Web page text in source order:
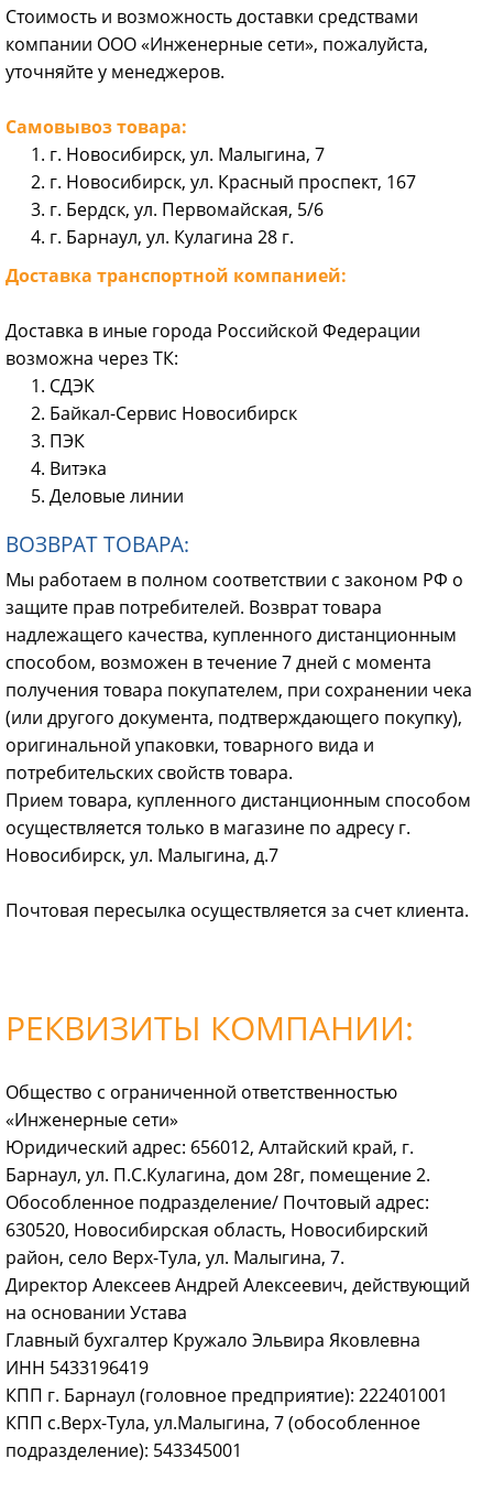
Стоимость и возможность доставки средствами
компании ООО «Инженерные сети», пожалуйста,
уточняйте у менеджеров.
Самовывоз товара:
г. Новосибирск, ул. Малыгина, 7
г. Новосибирск, ул. Красный проспект, 167
г. Бердск, ул. Первомайская, 5/6
г. Барнаул, ул. Кулагина 28 г.
Доставка транспортной компанией:
Доставка в иные города Российской Федерации
возможна через ТК:
СДЭК
Байкал-Сервис Новосибирск
ПЭК
Витэка
Деловые линии
ВОЗВРАТ ТОВАРА:
Мы работаем в полном соответствии с законом РФ о
защите прав потребителей. Возврат товара
надлежащего качества, купленного дистанционным
способом, возможен в течение 7 дней с момента
получения товара покупателем, при сохранении чека
(или другого документа, подтверждающего покупку),
оригинальной упаковки, товарного вида и
потребительских свойств товара.
Прием товара, купленного дистанционным способом
осуществляется только в магазине по адресу г.
Новосибирск, ул. Малыгина, д.7
Почтовая пересылка осуществляется за счет клиента.
РЕКВИЗИТЫ КОМПАНИИ:
Общество с ограниченной ответственностью
«Инженерные сети»
Юридический адрес: 656012, Алтайский край, г.
Барнаул, ул. П.С.Кулагина, дом 28г, помещение 2.
Обособленное подразделение/ Почтовый адрес:
630520, Новосибирская область, Новосибирский
район, село Верх-Тула, ул. Малыгина, 7.
Директор Алексеев Андрей Алексеевич, действующий
на основании Устава
Главный бухгалтер Кружало Эльвира Яковлевна
ИНН 5433196419
КПП г. Барнаул (головное предприятие): 222401001
КПП с.Верх-Тула, ул.Малыгина, 7 (обособленное
подразделение): 543345001